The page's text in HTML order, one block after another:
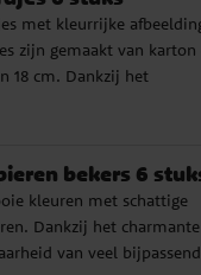
met kleurrijke
zijn gemaakt van karton
18 cm. Dankzij het
deze bordjes perfect
of een babyshower.
bekers 6
kleuren met schattige
Dankzij het charmante
van veel